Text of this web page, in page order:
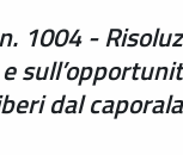
1004 -
dal